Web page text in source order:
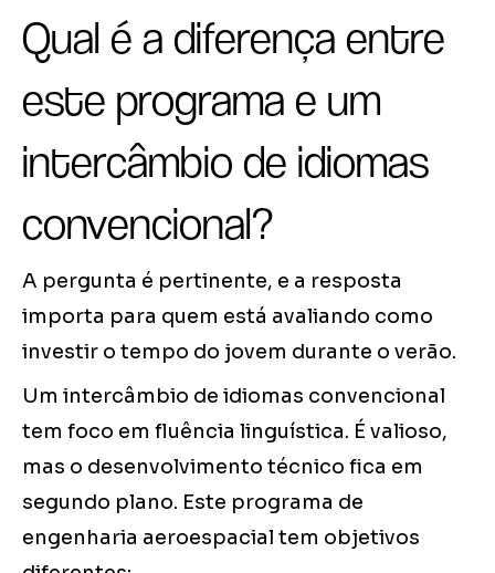
Qual é a diferença entre
este programa e um
intercâmbio de idiomas
convencional?
A pergunta é pertinente, e a resposta
importa para quem está avaliando como
investir o tempo do jovem durante o verão.
Um intercâmbio de idiomas convencional
tem foco em fluência linguística. É valioso,
mas o desenvolvimento técnico fica em
segundo plano. Este programa de
engenharia aeroespacial tem objetivos